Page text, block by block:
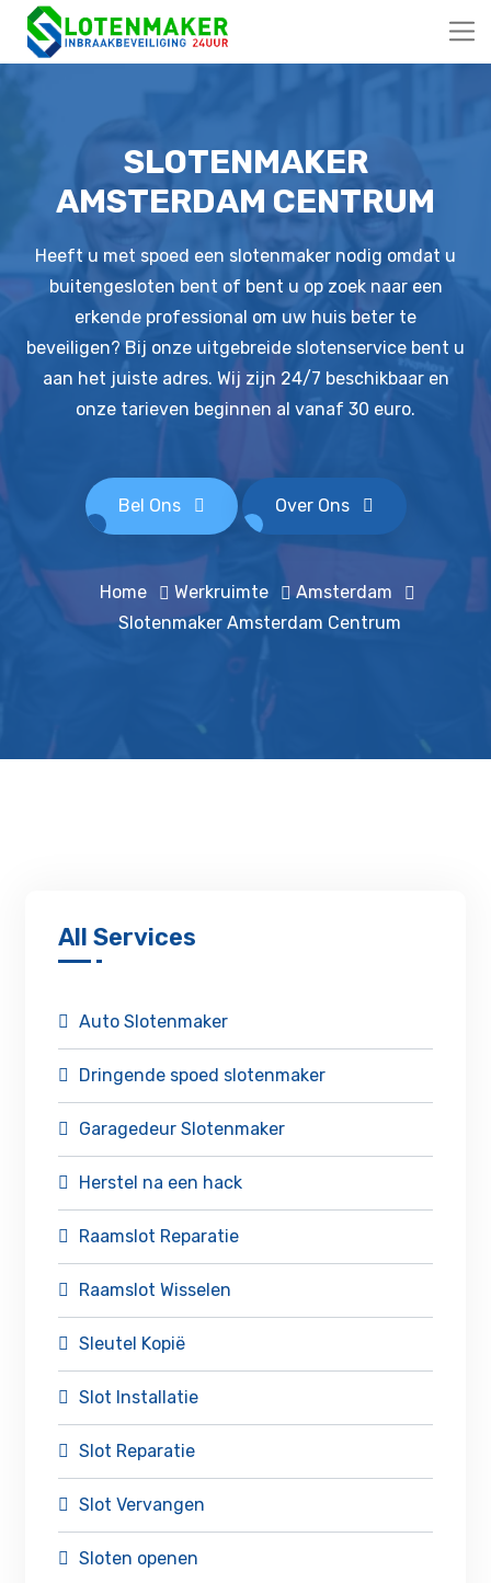
SLOTENMAKER
AMSTERDAM CENTRUM
Heeft u met spoed een slotenmaker nodig omdat u
buitengesloten bent of bent u op zoek naar een
erkende professional om uw huis beter te
beveiligen? Bij onze uitgebreide slotenservice bent u
aan het juiste adres. Wij zijn 24/7 beschikbaar en
onze tarieven beginnen al vanaf 30 euro.
Bel Ons Over Ons
Home Werkruimte
Amsterdam
Slotenmaker Amsterdam Centrum
All Services
Auto Slotenmaker
Dringende spoed slotenmaker
Garagedeur Slotenmaker
Herstel na een hack
Raamslot Reparatie
Raamslot Wisselen
Sleutel Kopië
Slot Installatie
Slot Reparatie
Slot Vervangen
Sloten openen